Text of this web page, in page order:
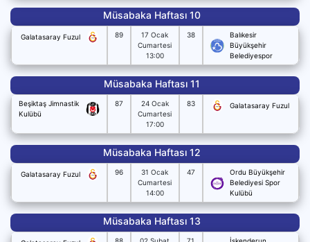
Müsabaka Haftası 10
Galatasaray Fuzul 89
17 Ocak
Cumartesi
13:00
38
Balıkesir
Büyükşehir
Belediyespor
Müsabaka Haftası 11
Beşiktaş Jimnastik
Kulübü
87
24 Ocak
Cumartesi
17:00
83 Galatasaray Fuzul
Müsabaka Haftası 12
Galatasaray Fuzul 96
31 Ocak
Cumartesi
14:00
47
Ordu Büyükşehir
Belediyesi Spor
Kulübü
Müsabaka Haftası 13